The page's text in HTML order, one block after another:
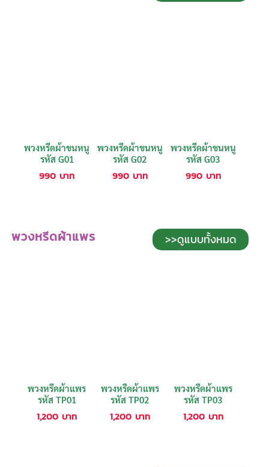
พวงหรีดผ้าขนหนู
รหัส G01
990 บาท
พวงหรีดผ้าขนหนู
รหัส G02
990 บาท
พวงหรีดผ้าขนหนู
รหัส G03
990 บาท
พวงหรีดผ้าแพร >>ดูแบบทั้งหมด
พวงหรีดผ้าแพร
รหัส TP01
1,200 บาท
พวงหรีดผ้าแพร
รหัส TP02
1,200 บาท
พวงหรีดผ้าแพร
รหัส TP03
1,200 บาท